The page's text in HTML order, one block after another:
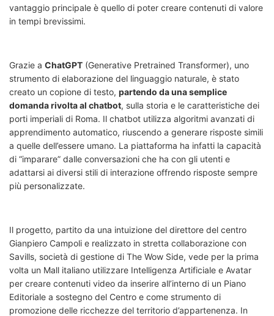
vantaggio principale è quello di poter creare contenuti di valore
in tempi brevissimi.
Grazie a ChatGPT (Generative Pretrained Transformer), uno
strumento di elaborazione del linguaggio naturale, è stato
creato un copione di testo, partendo da una semplice
domanda rivolta al chatbot, sulla storia e le caratteristiche dei
porti imperiali di Roma. Il chatbot utilizza algoritmi avanzati di
apprendimento automatico, riuscendo a generare risposte simili
a quelle dell’essere umano. La piattaforma ha infatti la capacità
di “imparare” dalle conversazioni che ha con gli utenti e
adattarsi ai diversi stili di interazione offrendo risposte sempre
più personalizzate.
Il progetto, partito da una intuizione del direttore del centro
Gianpiero Campoli e realizzato in stretta collaborazione con
Savills, società di gestione di The Wow Side, vede per la prima
volta un Mall italiano utilizzare Intelligenza Artificiale e Avatar
per creare contenuti video da inserire all’interno di un Piano
Editoriale a sostegno del Centro e come strumento di
promozione delle ricchezze del territorio d’appartenenza. In